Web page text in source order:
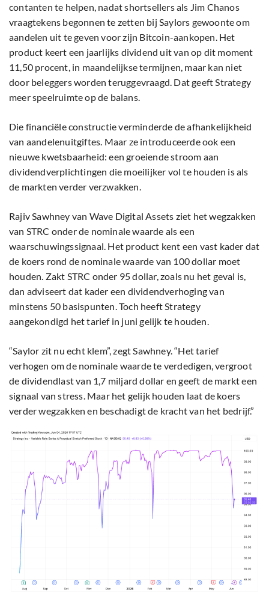
contanten te helpen, nadat shortsellers als Jim Chanos
vraagtekens begonnen te zetten bij Saylors gewoonte om
aandelen uit te geven voor zijn Bitcoin-aankopen. Het
product keert een jaarlijks dividend uit van op dit moment
11,50 procent, in maandelijkse termijnen, maar kan niet
door beleggers worden teruggevraagd. Dat geeft Strategy
meer speelruimte op de balans.
Die financiële constructie verminderde de afhankelijkheid
van aandelenuitgiftes. Maar ze introduceerde ook een
nieuwe kwetsbaarheid: een groeiende stroom aan
dividendverplichtingen die moeilijker vol te houden is als
de markten verder verzwakken.
Rajiv Sawhney van Wave Digital Assets ziet het wegzakken
van STRC onder de nominale waarde als een
waarschuwingssignaal. Het product kent een vast kader dat
de koers rond de nominale waarde van 100 dollar moet
houden. Zakt STRC onder 95 dollar, zoals nu het geval is,
dan adviseert dat kader een dividendverhoging van
minstens 50 basispunten. Toch heeft Strategy
aangekondigd het tarief in juni gelijk te houden.
“Saylor zit nu echt klem”, zegt Sawhney. “Het tarief
verhogen om de nominale waarde te verdedigen, vergroot
de dividendlast van 1,7 miljard dollar en geeft de markt een
signaal van stress. Maar het gelijk houden laat de koers
verder wegzakken en beschadigt de kracht van het bedrijf.”